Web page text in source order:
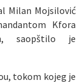
Milan Mojsilović
Kfora
saopštilo je
tokom kojeg je